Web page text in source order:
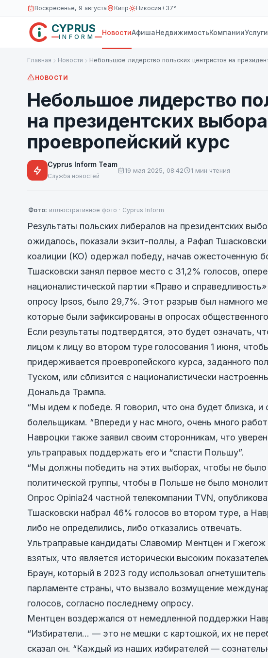
Воскресенье, 9 августа Кипр Никосия+37°
CYPRUS
INFORM
НовостиАфишаНедвижимостьКомпанииУслуги
Главная Новости Небольшое лидерство польских центристов на
НОВОСТИ
Небольшое лидерство
на президентских
проевропейский курс
Cyprus Inform Team
Служба новостей
19 мая 2025, 08:42 1 мин чтения
Фото: иллюстративное фото · Cyprus Inform
Результаты польских либералов на президентских
ожидалось, показали экзит-поллы, а Рафал
коалиции (KO) одержал победу, начав ожесточенную
Тшасковски занял первое место с 31,2% голосов,
националистической партии «Право и
опросу Ipsos, было 29,7%. Этот разрыв был намного
которые были зафиксированы в опросах
Если результаты подтвердятся, это будет означать,
лицом к лицу во втором туре голосования 1 июня,
придерживается проевропейского курса, заданного
Туском, или сблизится с националистически
Дональда Трампа.
“Мы идем к победе. Я говорил, что она будет близка, и
болельщикам. “Впереди у нас много, очень много
Навроцки также заявил своим сторонникам, что
ультраправых поддержать его и “спасти Польшу”.
“Мы должны победить на этих выборах, чтобы не было
политической группы, чтобы в Польше не было
Опрос Opinia24 частной телекомпании TVN,
Тшасковски набрал 46% голосов во втором туре, а
либо не определились, либо отказались отвечать.
Ультраправые кандидаты Славомир Ментцен и Гжегож
взятых, что является исторически высоким
Браун, который в 2023 году использовал
парламенте страны, что вызвало возмущение
голосов, согласно последнему опросу.
Ментцен воздержался от немедленной поддержки
“Избиратели… — это не мешки с картошкой, их не
сказал он. “Каждый из наших избирателей —